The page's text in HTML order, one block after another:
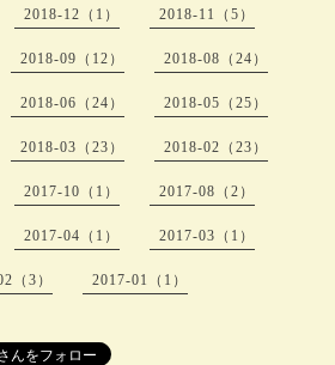
2018-12（1） 2018-11（5）
2018-09（12） 2018-08（24）
2018-06（24） 2018-05（25）
2018-03（23） 2018-02（23）
2017-10（1） 2017-08（2）
2017-04（1） 2017-03（1）
（3） 2017-01（1）